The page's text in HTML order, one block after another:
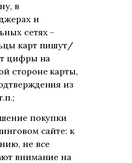
в
и
сетях –
карт пишут/
цифры на
стороне карты,
из
покупки
сайте: к
не все
внимание на